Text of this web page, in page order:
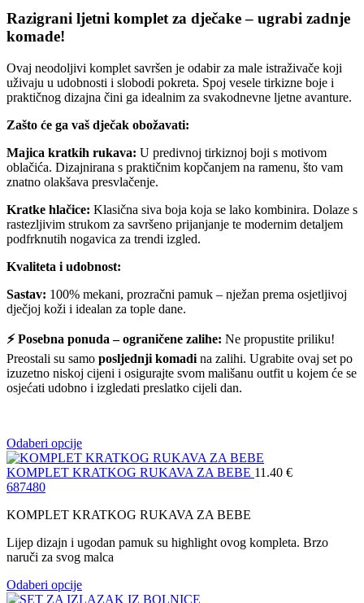
Razigrani ljetni komplet za dječake – ugrabi zadnje
komade!
Ovaj neodoljivi komplet savršen je odabir za male istraživače koji
uživaju u udobnosti i slobodi pokreta. Spoj vesele tirkizne boje i
praktičnog dizajna čini ga idealnim za svakodnevne ljetne avanture.
Zašto će ga vaš dječak obožavati:
Majica kratkih rukava: U predivnoj tirkiznoj boji s motivom
oblačića. Dizajnirana s praktičnim kopčanjem na ramenu, što vam
znatno olakšava presvlačenje.
Kratke hlačice: Klasična siva boja koja se lako kombinira. Dolaze s
rastezljivim strukom za savršeno prijanjanje te modernim detaljem
podfrknutih nogavica za trendi izgled.
Kvaliteta i udobnost:
Sastav: 100% mekani, prozračni pamuk – nježan prema osjetljivoj
dječjoj koži i idealan za tople dane.
⚡ Posebna ponuda – ograničene zalihe: Ne propustite priliku!
Preostali su samo posljednji komadi na zalihi. Ugrabite ovaj set po
izuzetno niskoj cijeni i osigurajte svom mališanu outfit u kojem će se
osjećati udobno i izgledati preslatko cijeli dan.
Odaberi opcije
KOMPLET KRATKOG RUKAVA ZA BEBE 11.40 €
687480
KOMPLET KRATKOG RUKAVA ZA BEBE
Lijep dizajn i ugodan pamuk su highlight ovog kompleta. Brzo
naruči za svog malca
Odaberi opcije